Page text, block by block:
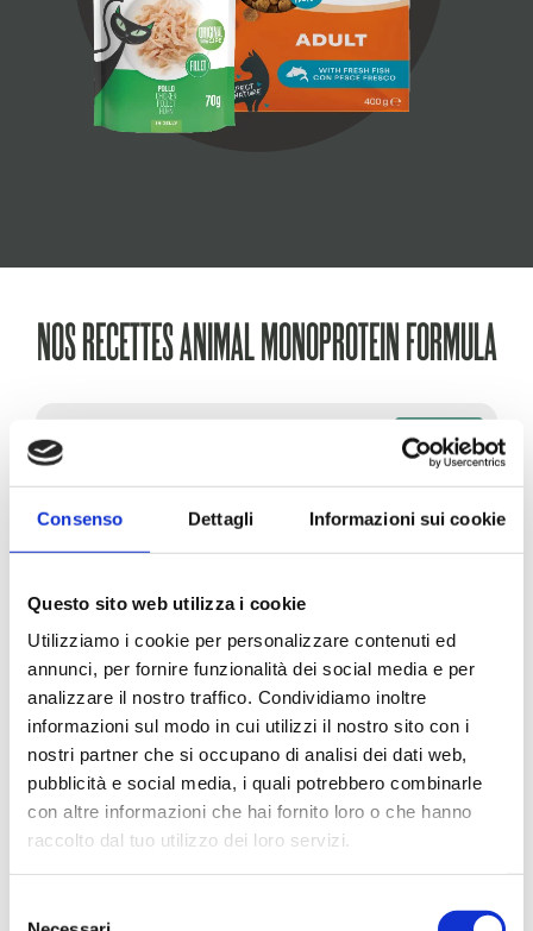
Consenso Dettagli Informazioni sui cookie
Questo sito web utilizza i cookie
Utilizziamo i cookie per personalizzare contenuti ed
annunci, per fornire funzionalità dei social media e per
analizzare il nostro traffico. Condividiamo inoltre
informazioni sul modo in cui utilizzi il nostro sito con i
nostri partner che si occupano di analisi dei dati web,
pubblicità e social media, i quali potrebbero combinarle
con altre informazioni che hai fornito loro o che hanno
raccolto dal tuo utilizzo dei loro servizi.
NOS RECETTES ANIMAL MONOPROTEIN FORMULA
Animal Monoprotein Formula